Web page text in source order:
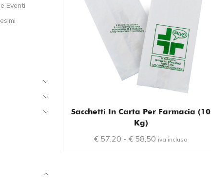
Sacchetti In Carta Per Farmacia (10
Kg)
€ 57,20 - € 58,50 iva inclusa
Eventi